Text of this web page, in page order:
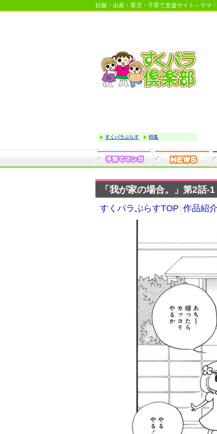
妊娠・出産・育児・子育て支援サイト～ママ
すくパラぷらす 特集
「我が家の場合。」第2話-1
すくパラぷらすTOP 作品紹